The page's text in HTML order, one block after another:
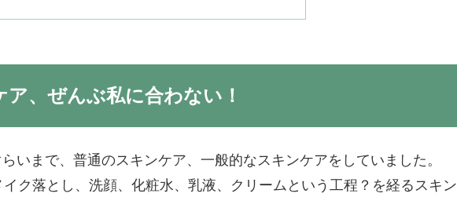
、ぜんぶ私に合わない！
いまで、普通のスキンケア、一般的なスキンケアをしていました。
ク落とし、洗顔、化粧水、乳液、クリームという工程？を経るスキン